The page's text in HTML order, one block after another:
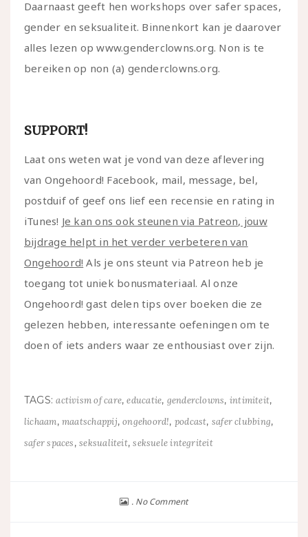
Daarnaast geeft hen workshops over safer spaces,
gender en seksualiteit. Binnenkort kan je daarover
alles lezen op www.genderclowns.org. Non is te
bereiken op non (a) genderclowns.org.
SUPPORT!
Laat ons weten wat je vond van deze aflevering
van Ongehoord! Facebook, mail, message, bel,
postduif of geef ons lief een recensie en rating in
iTunes! Je kan ons ook steunen via Patreon, jouw
bijdrage helpt in het verder verbeteren van
Ongehoord! Als je ons steunt via Patreon heb je
toegang tot uniek bonusmateriaal. Al onze
Ongehoord! gast delen tips over boeken die ze
gelezen hebben, interessante oefeningen om te
doen of iets anders waar ze enthousiast over zijn.
TAGS:activism of care,educatie, genderclowns, intimiteit,
lichaam,maatschappij,ongehoord!, podcast, safer clubbing,
safer spaces,seksualiteit,seksuele integriteit
No Comment